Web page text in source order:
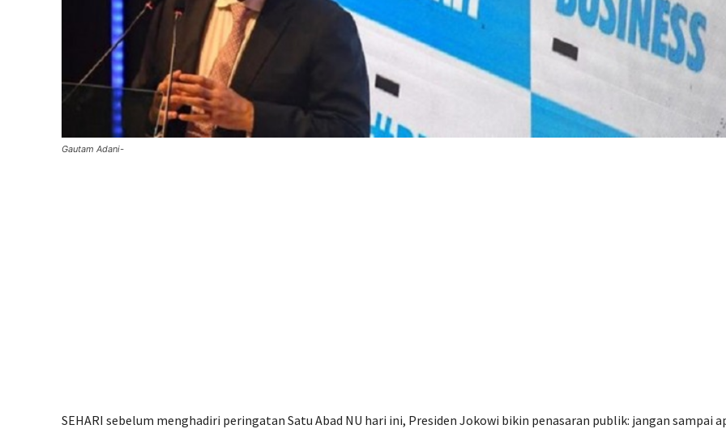
Gautam Adani-
SEHARI sebelum menghadiri peringatan Satu Abad NU hari ini, Presiden Jokowi bikin penasaran publik: jangan sampai